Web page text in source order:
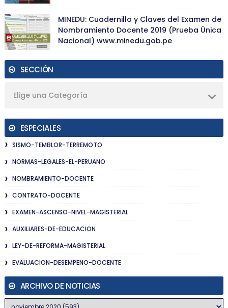
MINEDU: Cuadernillo y Claves del Examen de
Nombramiento Docente 2019 (Prueba Única
Nacional) www.minedu.gob.pe
SECCIÓN
Elige una Categoría
ESPECIALES
SISMO-TEMBLOR-TERREMOTO
NORMAS-LEGALES-EL-PERUANO
NOMBRAMIENTO-DOCENTE
CONTRATO-DOCENTE
EXAMEN-ASCENSO-NIVEL-MAGISTERIAL
AUXILIARES-DE-EDUCACION
LEY-DE-REFORMA-MAGISTERIAL
EVALUACION-DESEMPENO-DOCENTE
ARCHIVO DE NOTICIAS